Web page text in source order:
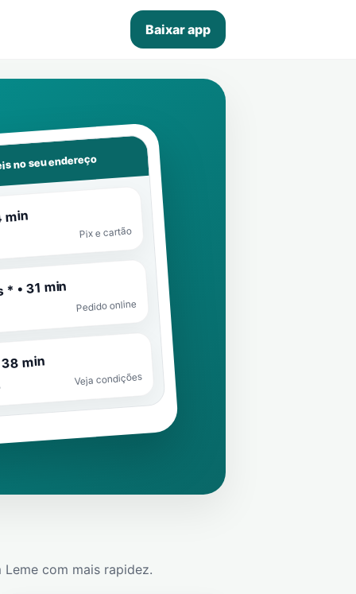
Baixar app
no seu endereço
min
Pix e cartão
• 31 min
Pedido online
min
Veja condições
Leme com mais rapidez.